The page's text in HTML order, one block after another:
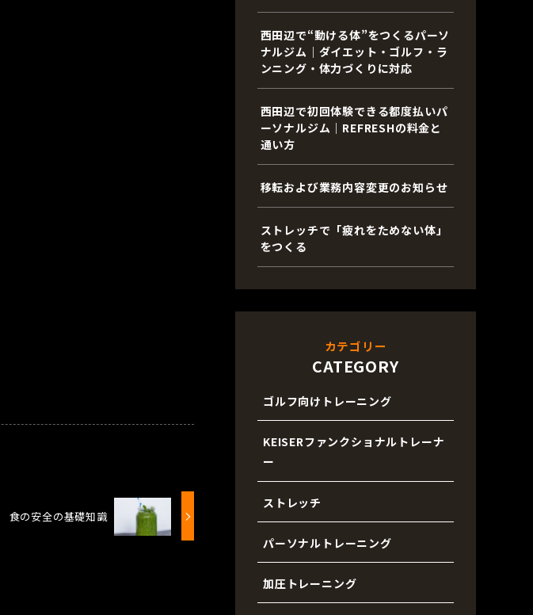
食の安全の基礎知識
西田辺で“動ける体”をつくるパーソ
ナルジム｜ダイエット・ゴルフ・ラ
ンニング・体力づくりに対応
西田辺で初回体験できる都度払いパ
ーソナルジム｜REFRESHの料金と
通い方
移転および業務内容変更のお知らせ
ストレッチで「疲れをためない体」
をつくる
カテゴリー
CATEGORY
ゴルフ向けトレーニング
KEISERファンクショナルトレーナ
ー
ストレッチ
パーソナルトレーニング
加圧トレーニング